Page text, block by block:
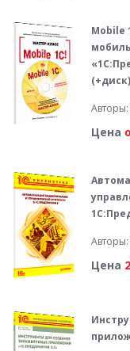
Mobile
(+диск)
Цена
Цена